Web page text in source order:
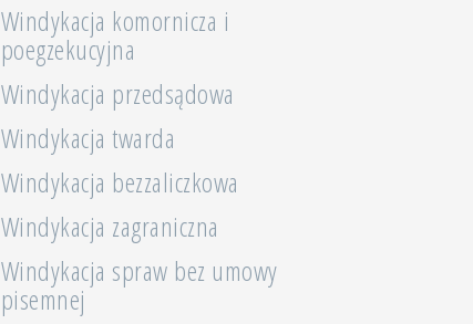
Windykacja komornicza i
poegzekucyjna
Windykacja przedsądowa
Windykacja twarda
Windykacja bezzaliczkowa
Windykacja zagraniczna
Windykacja spraw bez umowy
pisemnej